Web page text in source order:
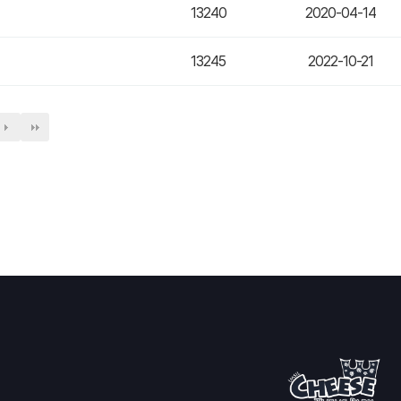
13240 2020-04-14
13245 2022-10-21